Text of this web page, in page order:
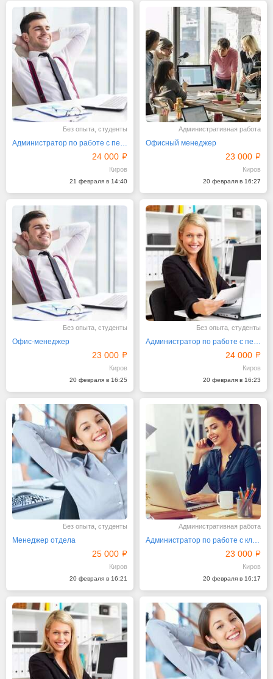
Без опыта, студенты
Администратор по работе с персоналом
24 000
Киров
21 февраля в 14:40
Административная работа
Офисный менеджер
23 000
Киров
20 февраля в 16:27
Без опыта, студенты
Офис-менеджер
23 000
Киров
20 февраля в 16:25
Без опыта, студенты
Администратор по работе с персоналом
24 000
Киров
20 февраля в 16:23
Без опыта, студенты
Менеджер отдела
25 000
Киров
20 февраля в 16:21
Административная работа
Администратор по работе с клиентами
23 000
Киров
20 февраля в 16:17